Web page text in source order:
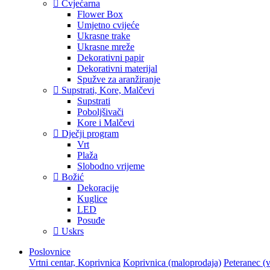
Cvjećarna
Flower Box
Umjetno cvijeće
Ukrasne trake
Ukrasne mreže
Dekorativni papir
Dekorativni materijal
Spužve za aranžiranje
Supstrati, Kore, Malčevi
Supstrati
Poboljšivači
Kore i Malčevi
Dječji program
Vrt
Plaža
Slobodno vrijeme
Božić
Dekoracije
Kuglice
LED
Posuđe
Uskrs
Poslovnice
Vrtni centar, Koprivnica Koprivnica (maloprodaja) Peteranec